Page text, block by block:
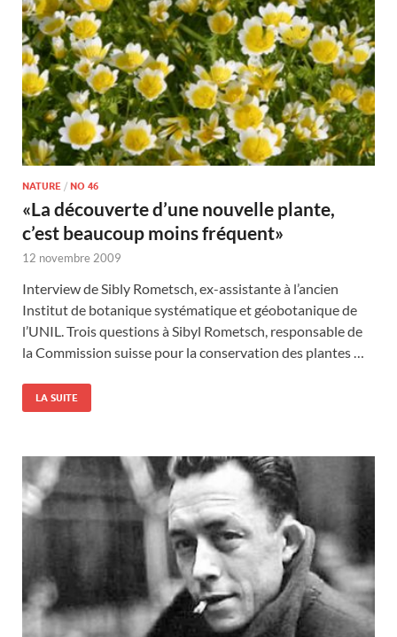
NATURE / NO 46
«La découverte d’une nouvelle plante,
c’est beaucoup moins fréquent»
12 novembre 2009
Interview de Sibly Rometsch, ex-assistante à l’ancien
Institut de botanique systématique et géobotanique de
l’UNIL. Trois questions à Sibyl Rometsch, responsable de
la Commission suisse pour la conservation des plantes …
LA SUITE